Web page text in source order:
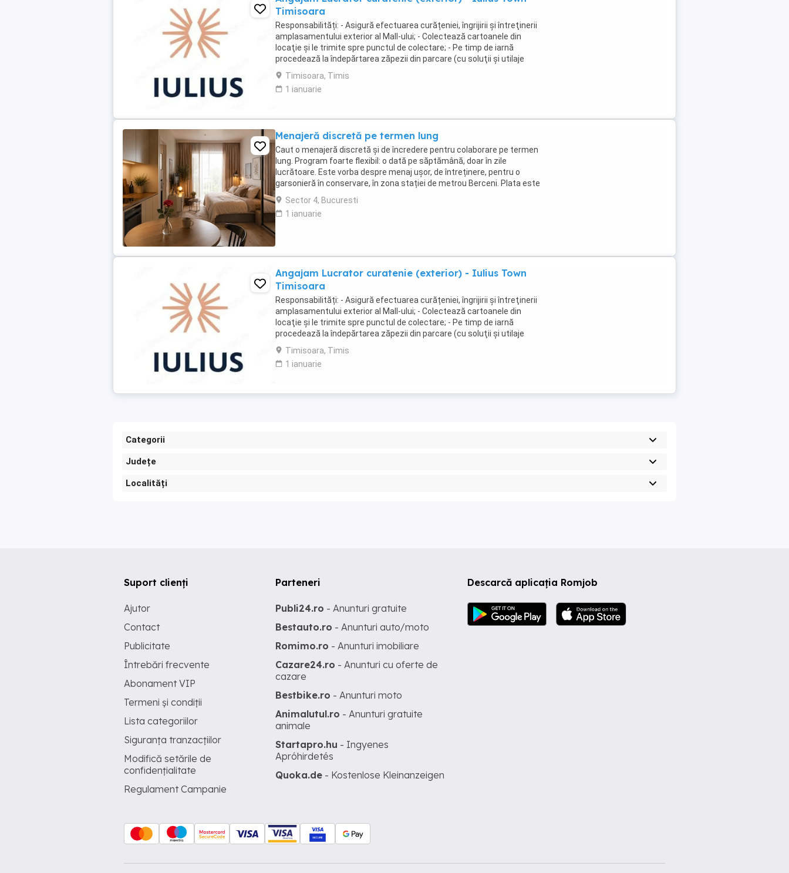
Timisoara
Responsabilități: - Asigură efectuarea curățeniei, îngrijirii şi întreţinerii
amplasamentului exterior al Mall-ului; - Colectează cartoanele din
locaţie şi le trimite spre punctul de colectare; - Pe timp de iarnă
procedează la îndepărtarea zăpezii din parcare (cu soluţii şi utilaje
specifice); - ...
Timisoara, Timis
1 ianuarie
Menajeră discretă pe termen lung
Caut o menajeră discretă și de încredere pentru colaborare pe termen
lung. Program foarte flexibil: o dată pe săptămână, doar în zile
lucrătoare. Este vorba despre menaj ușor, de întreținere, pentru o
garsonieră în conservare, în zona stației de metrou Berceni. Plata este
avantajoasă și programul scurt. ...
Sector 4, Bucuresti
1 ianuarie
Angajam Lucrator curatenie (exterior) - Iulius Town
Timisoara
Responsabilități: - Asigură efectuarea curățeniei, îngrijirii şi întreţinerii
amplasamentului exterior al Mall-ului; - Colectează cartoanele din
locaţie şi le trimite spre punctul de colectare; - Pe timp de iarnă
procedează la îndepărtarea zăpezii din parcare (cu soluţii şi utilaje
specifice); - ...
Timisoara, Timis
1 ianuarie
Categorii
Județe
Localități
Descarcă aplicația Romjob
Suport clienți
Ajutor
Contact
Publicitate
Întrebări frecvente
Abonament VIP
Termeni și condiții
Lista categoriilor
Siguranța tranzacțiilor
Modifică setările de
confidențialitate
Regulament Campanie
Parteneri
Publi24.ro - Anunturi gratuite
Bestauto.ro - Anunturi auto/moto
Romimo.ro - Anunturi imobiliare
Cazare24.ro - Anunturi cu oferte de
cazare
Bestbike.ro - Anunturi moto
Animalutul.ro - Anunturi gratuite
animale
Startapro.hu - Ingyenes
Apróhirdetés
Quoka.de - Kostenlose Kleinanzeigen